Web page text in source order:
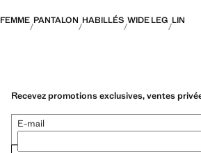
FEMME PANTALON HABILLÉS WIDE LEG LIN
Recevez promotions exclusives, ventes
E-mail